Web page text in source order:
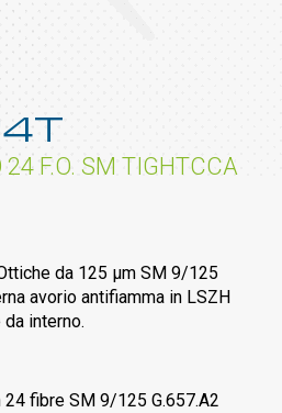
F.O. SM TIGHTCCA
da 125 µm SM 9/125
avorio antifiamma in LSZH
interno.
fibre SM 9/125 G.657.A2